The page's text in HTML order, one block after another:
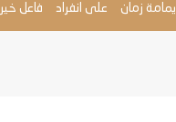
يمامة زمان على انفراد فاعل خير